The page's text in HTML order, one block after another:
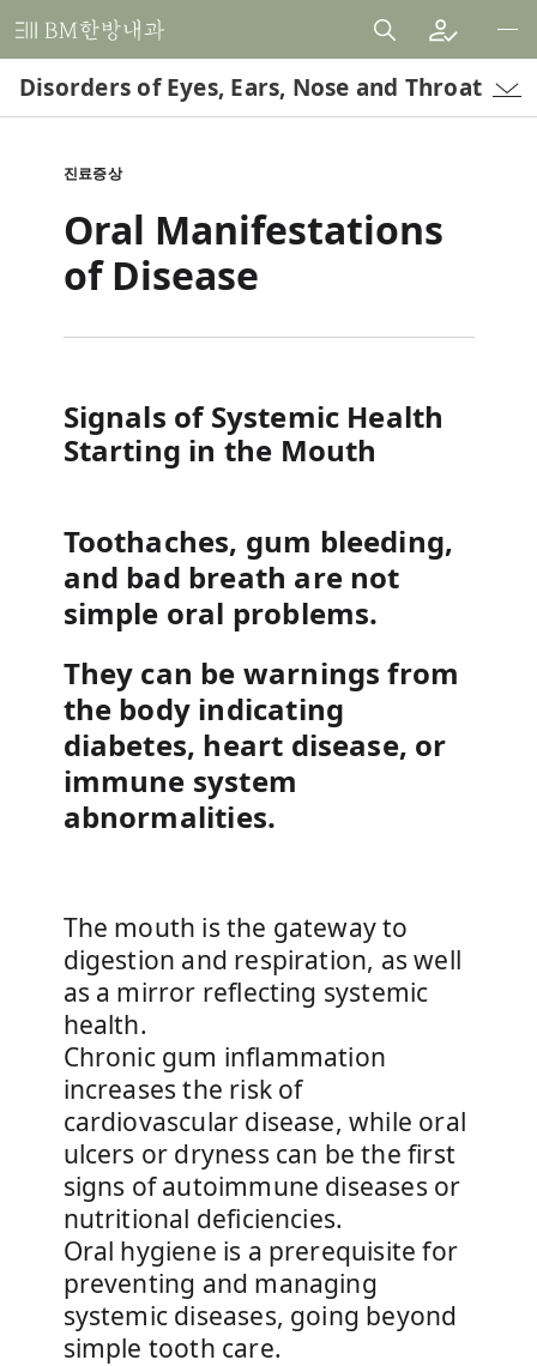
비
한
과
의
원
Disorders of Eyes, Ears, Nose and Throat
진료증상
Oral Manifestations
of Disease
Signals of Systemic Health
Starting in the Mouth
Toothaches, gum bleeding,
and bad breath are not
simple oral problems.
They can be warnings from
the body indicating
diabetes, heart disease, or
immune system
abnormalities.
The mouth is the gateway to
digestion and respiration, as well
as a mirror reflecting systemic
health.
Chronic gum inflammation
increases the risk of
cardiovascular disease, while oral
ulcers or dryness can be the first
signs of autoimmune diseases or
nutritional deficiencies.
Oral hygiene is a prerequisite for
preventing and managing
systemic diseases, going beyond
simple tooth care.